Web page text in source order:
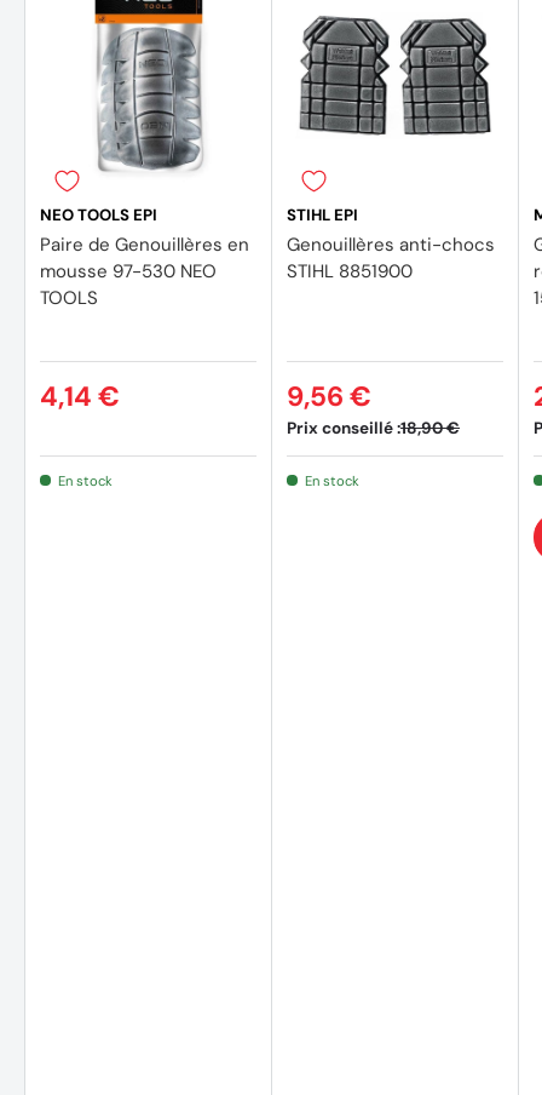
NEO TOOLS EPI
Paire de Genouillères en
mousse 97-530 NEO
TOOLS
4,14 €
En stock
STIHL EPI
Genouillères anti-chocs
STIHL 8851900
Prix conseillé :18,90 €
9,56 €
En stock